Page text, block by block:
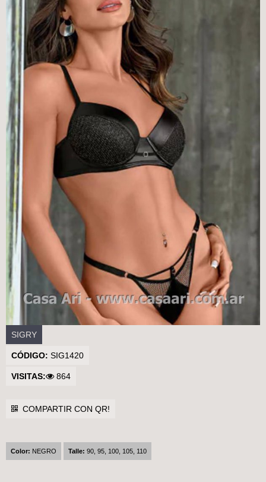
Casa Ari>
SIGRY
CÓDIGO: SIG1420
VISITAS: 864
COMPARTIR CON QR!
Color: NEGRO Talle: 90, 95, 100, 105, 110